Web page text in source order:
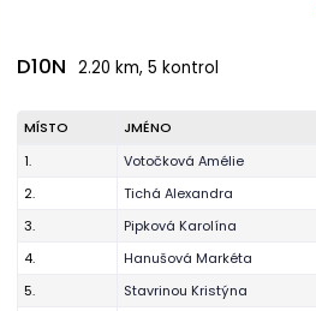
D10N 2.20 km, 5 kontrol
MÍSTO JMÉNO
1.
Votočková Amélie
2.
Tichá Alexandra
3.
Pipková Karolína
4.
Hanušová Markéta
5.
Stavrinou Kristýna